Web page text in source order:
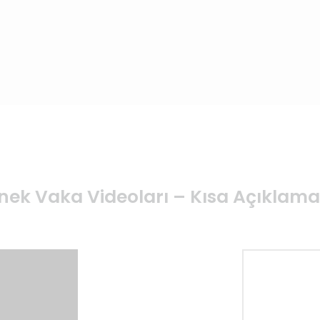
Vaka Videoları – Kısa